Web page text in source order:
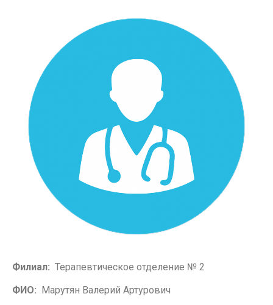
Филиал: Терапевтическое отделение № 2
ФИО: Марутян Валерий Артурович